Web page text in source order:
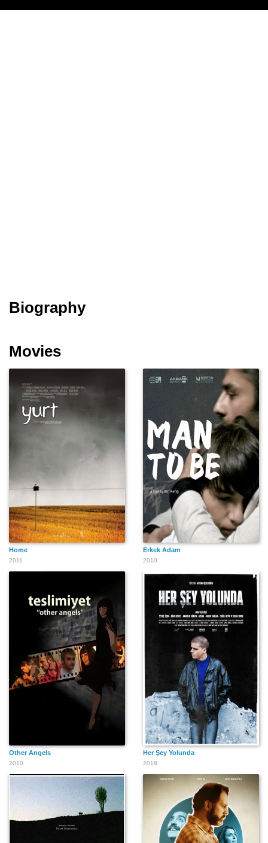
Biography
Movies
Home
2011
Erkek Adam
2010
Other Angels
2010
Her Şey Yolunda
2018